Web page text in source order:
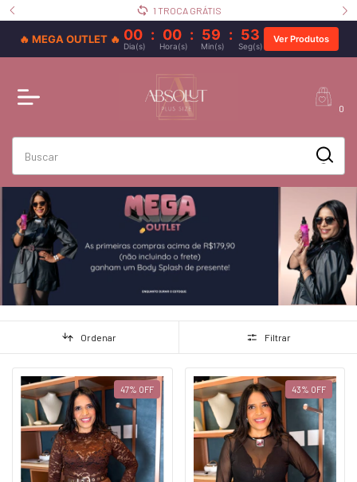
1 TROCA GRÁTIS
🔥 MEGA OUTLET 🔥 00 : 00 : 59 : 52
Dia(s) Hora(s) Min(s) Seg(s)
Ver Produtos
0
Ordenar Filtrar
47% OFF 43% OFF